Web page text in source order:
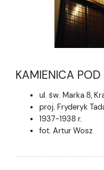
KAMIENICA
ul. św. Marka 8,
proj. Fryderyk
1937-1938 r.
fot. Artur Wosz